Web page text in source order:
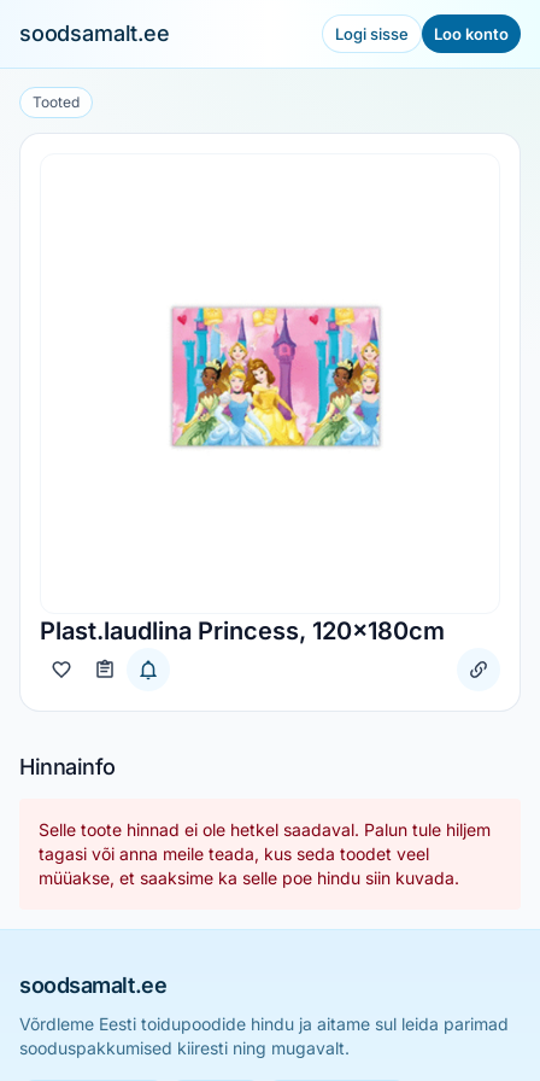
soodsamalt.ee Logi sisse Loo konto
Tooted
Plast.laudlina Princess, 120x180cm
Hinnainfo
Selle toote hinnad ei ole hetkel saadaval. Palun tule hiljem
tagasi või anna meile teada, kus seda toodet veel
müüakse, et saaksime ka selle poe hindu siin kuvada.
soodsamalt.ee
Võrdleme Eesti toidupoodide hindu ja aitame sul leida parimad
sooduspakkumised kiiresti ning mugavalt.